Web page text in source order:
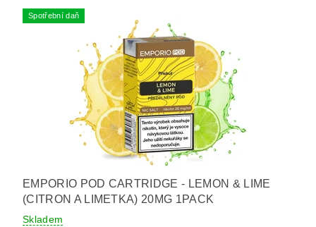
Spotřební daň
EMPORIO POD CARTRIDGE - LEMON & LIME
(CITRON A LIMETKA) 20MG 1PACK
Skladem